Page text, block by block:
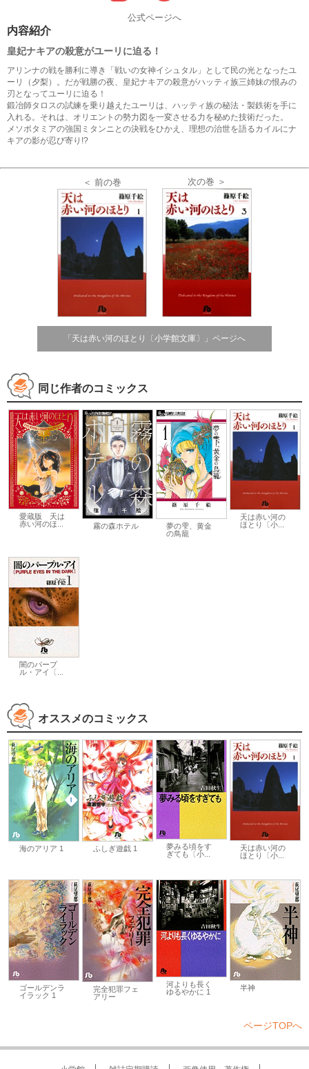
公式ページへ
内容紹介
皇妃ナキアの殺意がユーリに迫る！
アリンナの戦を勝利に導き「戦いの女神イシュタル」として民の光となったユ
ーリ（夕梨）。だが戦勝の夜、皇妃ナキアの殺意がハッティ族三姉妹の恨みの
刃となってユーリに迫る！
鍛冶師タロスの試練を乗り越えたユーリは、ハッティ族の秘法・製鉄術を手に
入れる。それは、オリエントの勢力図を一変させる力を秘めた技術だった。
メソポタミアの強国ミタンニとの決戦をひかえ、理想の治世を語るカイルにナ
キアの影が忍び寄り!?
＜ 前の巻 次の巻 ＞
「天は赤い河のほとり〔小学館文庫〕」ページへ
同じ作者のコミックス
愛蔵版 天は
赤い河のほ...
霧の森ホテル
夢の雫、黄金
の鳥籠
天は赤い河の
ほとり〔小...
闇のパープ
ル・アイ〔...
オススメのコミックス
海のアリア 1 ふしぎ遊戯 1
夢みる頃をす
ぎても〔小...
天は赤い河の
ほとり〔小...
ゴールデンラ
イラック 1
完全犯罪フェ
アリー
河よりも長く
ゆるやかに 1
半神
ページTOPへ